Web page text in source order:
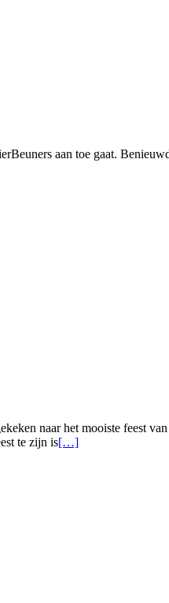
aan toe gaat.
naar het mooiste feest
te zijn is[…]